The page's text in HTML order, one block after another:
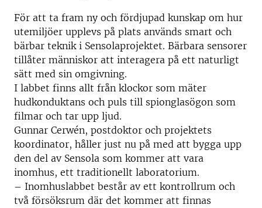
För att ta fram ny och fördjupad kunskap om hur
utemiljöer upplevs på plats används smart och
bärbar teknik i Sensolaprojektet. Bärbara sensorer
tillåter människor att interagera på ett naturligt
sätt med sin omgivning.
I labbet finns allt från klockor som mäter
hudkonduktans och puls till spionglasögon som
filmar och tar upp ljud.
Gunnar Cerwén, postdoktor och projektets
koordinator, håller just nu på med att bygga upp
den del av Sensola som kommer att vara
inomhus, ett traditionellt laboratorium.
– Inomhuslabbet består av ett kontrollrum och
två försöksrum där det kommer att finnas